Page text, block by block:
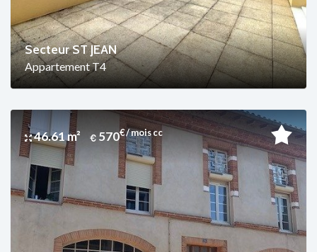
Secteur ST JEAN
Appartement T4
46.61 m² 570€ / mois cc